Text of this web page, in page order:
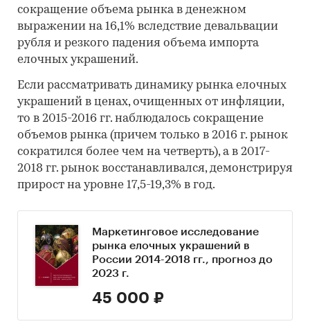
сокращение объема рынка в денежном
выражении на 16,1% вследствие девальвации
рубля и резкого падения объема импорта
елочных украшений.
Если рассматривать динамику рынка елочных
украшений в ценах, очищенных от инфляции,
то в 2015-2016 гг. наблюдалось сокращение
объемов рынка (причем только в 2016 г. рынок
сократился более чем на четверть), а в 2017-
2018 гг. рынок восстанавливался, демонстрируя
прирост на уровне 17,5-19,3% в год.
Маркетинговое исследование
рынка елочных украшений в
России 2014-2018 гг., прогноз до
2023 г.
45 000 ₽